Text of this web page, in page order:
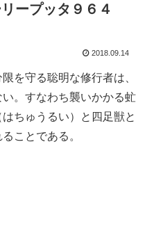
ープッタ９６４
2018.09.14
を守る聡明な修行者は、
。すなわち襲いかかる虻
ちゅうるい）と四足獣と
ことである。